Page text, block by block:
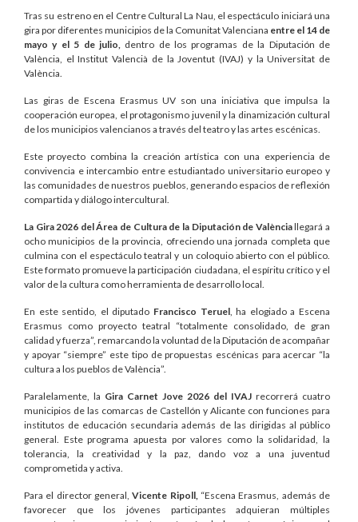
Tras su estreno en el Centre Cultural La Nau, el espectáculo iniciará una
gira por diferentes municipios de la Comunitat Valenciana entre el 14 de
mayo y el 5 de julio,dentro de los programas de la Diputación de
València, el Institut Valencià de la Joventut (IVAJ) y la Universitat de
València.
Las giras de Escena Erasmus UV son una iniciativa que impulsa la
cooperación europea, el protagonismo juvenil y la dinamización cultural
de los municipios valencianos a través del teatro y las artes escénicas.
Este proyecto combina la creación artística con una experiencia de
convivencia e intercambio entre estudiantado universitario europeo y
las comunidades de nuestros pueblos, generando espacios de reflexión
compartida y diálogo intercultural.
La Gira 2026 del Área de Cultura de la Diputación de Valènciallegará a
ocho municipios de la provincia, ofreciendo una jornada completa que
culmina con el espectáculo teatral y un coloquio abierto con el público.
Este formato promueve la participación ciudadana, el espíritu crítico y el
valor de la cultura como herramienta de desarrollo local.
En este sentido, el diputado Francisco Teruel, ha elogiado a Escena
Erasmus como proyecto teatral “totalmente consolidado, de gran
calidad y fuerza”, remarcando la voluntad de la Diputación de acompañar
y apoyar “siempre” este tipo de propuestas escénicas para acercar “la
cultura a los pueblos de València”.
Paralelamente, la Gira Carnet Jove 2026 del IVAJ recorrerá cuatro
municipios de las comarcas de Castellón y Alicante con funciones para
institutos de educación secundaria además de las dirigidas al público
general. Este programa apuesta por valores como la solidaridad, la
tolerancia, la creatividad y la paz, dando voz a una juventud
comprometida y activa.
Para el director general,Vicente Ripoll,“Escena Erasmus, además de
favorecer que los jóvenes participantes adquieran múltiples